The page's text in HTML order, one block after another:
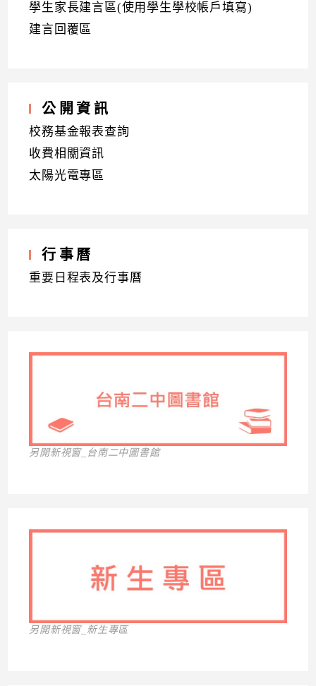
學生家長建言區(使用學生學校帳戶填寫)
建言回覆區
公開資訊
校務基金報表查詢
收費相關資訊
太陽光電專區
行事曆
重要日程表及行事曆
另開新視窗_台南二中圖書館
另開新視窗_新生專區